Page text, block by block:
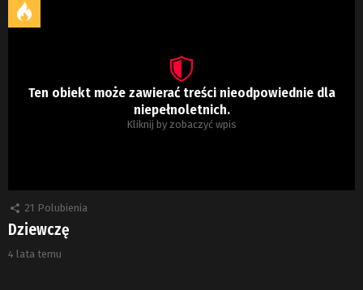
Ten obiekt może zawierać treści nieodpowiednie dla
niepełnoletnich.
Kliknij by zobaczyć wpis
21 Polubienia
Dziewczę
4 lata temu